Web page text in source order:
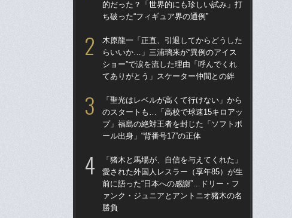
的だった？「世界的にも珍しい試み」打
ち破った“フィギュア界の通例”
木原龍一「正直、引退してからどうした
らいいか…」三浦璃来が“異例のアイス
ショー”で涙を流した理由「呼んでくれ
てありがとう」スケーター仲間との絆
「聖光はレベルが高くて行けない」から
のスタートも…「高校で球速15キロアッ
プ」福島の絶対王者を封じた「ソフトボ
ール出身」“背番号17”の正体
「猪木と馬場が、自信を与えてくれた」
愛された外国人レスラー（享年85）が生
前に語った“日本への感謝”…ドリー・フ
ァンク・ジュニアとアントニオ猪木の名
勝負